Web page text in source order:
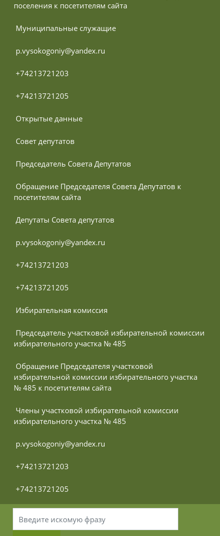
поселения к посетителям сайта
Муниципальные служащие
p.vysokogoniy@yandex.ru
+74213721203
+74213721205
Открытые данные
Совет депутатов
Председатель Совета Депутатов
посетителям сайта
Депутаты Совета депутатов
p.vysokogoniy@yandex.ru
+74213721203
+74213721205
Избирательная комиссия
избирательного участка № 485
избирательной комиссии избирательного участка
№ 485 к посетителям сайта
избирательного участка № 485
p.vysokogoniy@yandex.ru
+74213721203
+74213721205